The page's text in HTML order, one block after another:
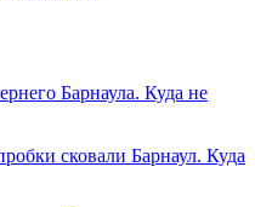
Барнаула. Куда не
сковали Барнаул. Куда